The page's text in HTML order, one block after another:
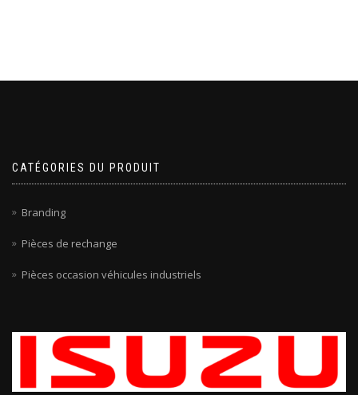
CATÉGORIES DU PRODUIT
Branding
Pièces de rechange
Pièces occasion véhicules industriels